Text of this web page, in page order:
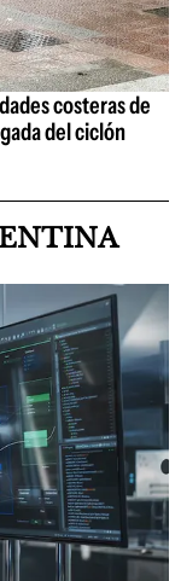
costeras de
del ciclón